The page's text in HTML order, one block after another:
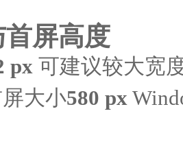
首屏高度
px 可建议较大宽
大小580 px